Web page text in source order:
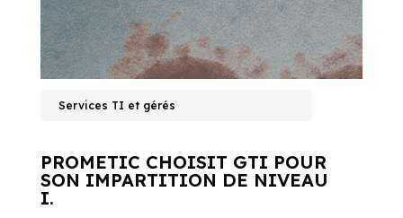
Services TI et gérés
PROMETIC CHOISIT GTI POUR
SON IMPARTITION DE NIVEAU
I.